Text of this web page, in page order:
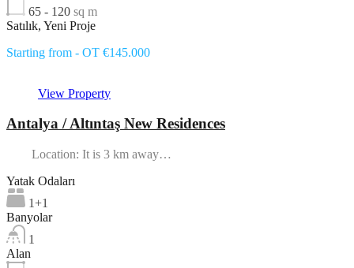
65 - 120 sq m
Satılık, Yeni Proje
Starting from - OT €145.000
View Property
Antalya / Altıntaş New Residences
Location: It is 3 km away…
Yatak Odaları
1+1
Banyolar
1
Alan